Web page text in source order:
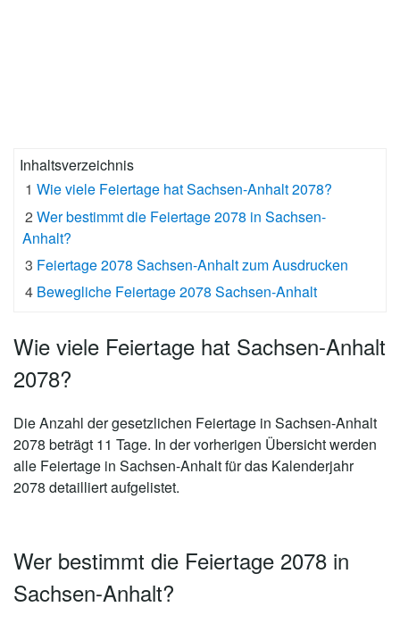
Inhaltsverzeichnis
1 Wie viele Feiertage hat Sachsen-Anhalt 2078?
2 Wer bestimmt die Feiertage 2078 in Sachsen-
Anhalt?
3 Feiertage 2078 Sachsen-Anhalt zum Ausdrucken
4 Bewegliche Feiertage 2078 Sachsen-Anhalt
Wie viele Feiertage hat Sachsen-Anhalt
2078?
Die Anzahl der gesetzlichen Feiertage in Sachsen-Anhalt
2078 beträgt 11 Tage. In der vorherigen Übersicht werden
alle Feiertage in Sachsen-Anhalt für das Kalenderjahr
2078 detailliert aufgelistet.
Wer bestimmt die Feiertage 2078 in
Sachsen-Anhalt?